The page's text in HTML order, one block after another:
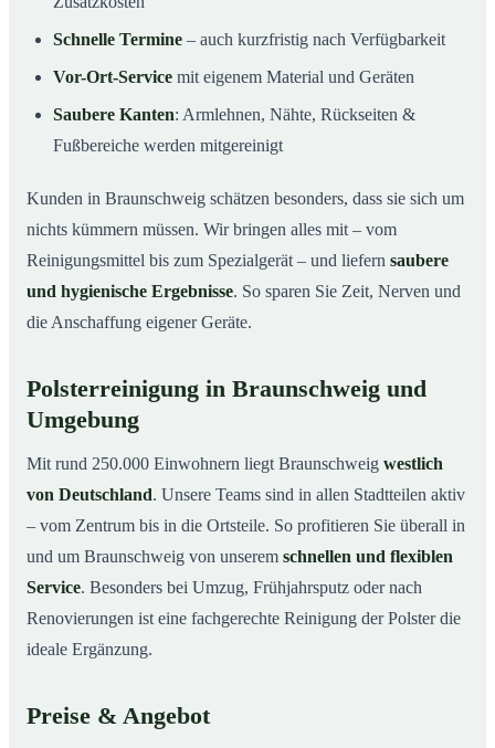
Schnelle Termine – auch kurzfristig nach Verfügbarkeit
Vor-Ort-Service mit eigenem Material und Geräten
Saubere Kanten: Armlehnen, Nähte, Rückseiten &
Fußbereiche werden mitgereinigt
Kunden in Braunschweig schätzen besonders, dass sie sich um
nichts kümmern müssen. Wir bringen alles mit – vom
Reinigungsmittel bis zum Spezialgerät – und liefern saubere
und hygienische Ergebnisse. So sparen Sie Zeit, Nerven und
die Anschaffung eigener Geräte.
Polsterreinigung in Braunschweig und
Umgebung
Mit rund 250.000 Einwohnern liegt Braunschweig westlich
von Deutschland. Unsere Teams sind in allen Stadtteilen aktiv
– vom Zentrum bis in die Ortsteile. So profitieren Sie überall in
und um Braunschweig von unserem schnellen und flexiblen
Service. Besonders bei Umzug, Frühjahrsputz oder nach
Renovierungen ist eine fachgerechte Reinigung der Polster die
ideale Ergänzung.
Preise & Angebot